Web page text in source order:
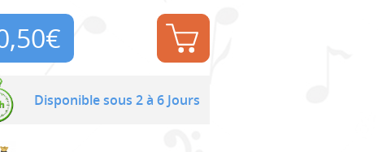
€
Disponible sous 2 à 6 Jours